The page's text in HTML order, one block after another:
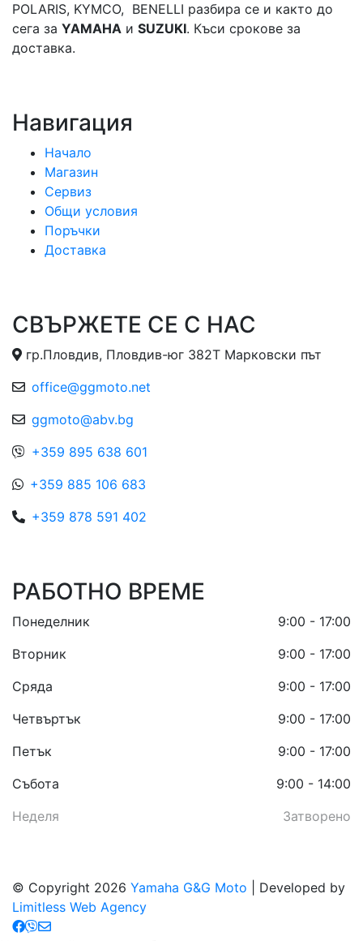
POLARIS, KYMCO, BENELLI разбира се и както до
сега за YAMAHA и SUZUKI. Къси срокове за
доставка.
Навигация
Начало
Магазин
Сервиз
Общи условия
Поръчки
Доставка
СВЪРЖЕТЕ СЕ С НАС
гр.Пловдив, Пловдив-юг 382Т Марковски път
office@ggmoto.net
ggmoto@abv.bg
+359 895 638 601
+359 885 106 683
+359 878 591 402
РАБОТНО ВРЕМЕ
Понеделник
9:00 - 17:00
Вторник
9:00 - 17:00
Сряда
9:00 - 17:00
Четвъртък
9:00 - 17:00
Петък
9:00 - 17:00
Събота
9:00 - 14:00
Неделя
Затворено
© Copyright 2026 Yamaha G&G Moto | Developed by
Limitless Web Agency